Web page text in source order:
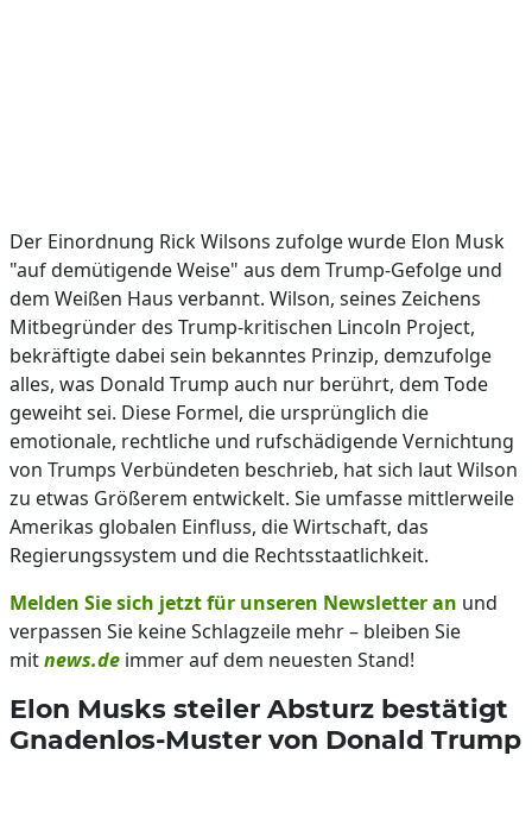
Der Einordnung Rick Wilsons zufolge wurde Elon Musk
"auf demütigende Weise" aus dem Trump-Gefolge und
dem Weißen Haus verbannt. Wilson, seines Zeichens
Mitbegründer des Trump-kritischen Lincoln Project,
bekräftigte dabei sein bekanntes Prinzip, demzufolge
alles, was Donald Trump auch nur berührt, dem Tode
geweiht sei. Diese Formel, die ursprünglich die
emotionale, rechtliche und rufschädigende Vernichtung
von Trumps Verbündeten beschrieb, hat sich laut Wilson
zu etwas Größerem entwickelt. Sie umfasse mittlerweile
Amerikas globalen Einfluss, die Wirtschaft, das
Regierungssystem und die Rechtsstaatlichkeit.
Melden Sie sich jetzt für unseren Newsletter an und
verpassen Sie keine Schlagzeile mehr – bleiben Sie
mitnews.de immer auf dem neuesten Stand!
Elon Musks steiler Absturz bestätigt
Gnadenlos-Muster von Donald Trump